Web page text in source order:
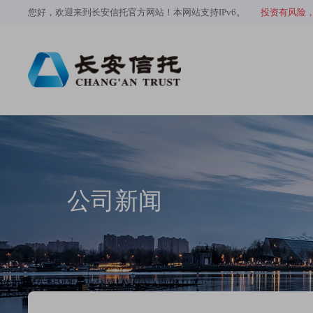
您好，欢迎来到长安信托官方网站！本网站支持IPv6。 投资有风险
公司新闻